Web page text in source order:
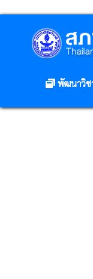
พัฒนาวิช